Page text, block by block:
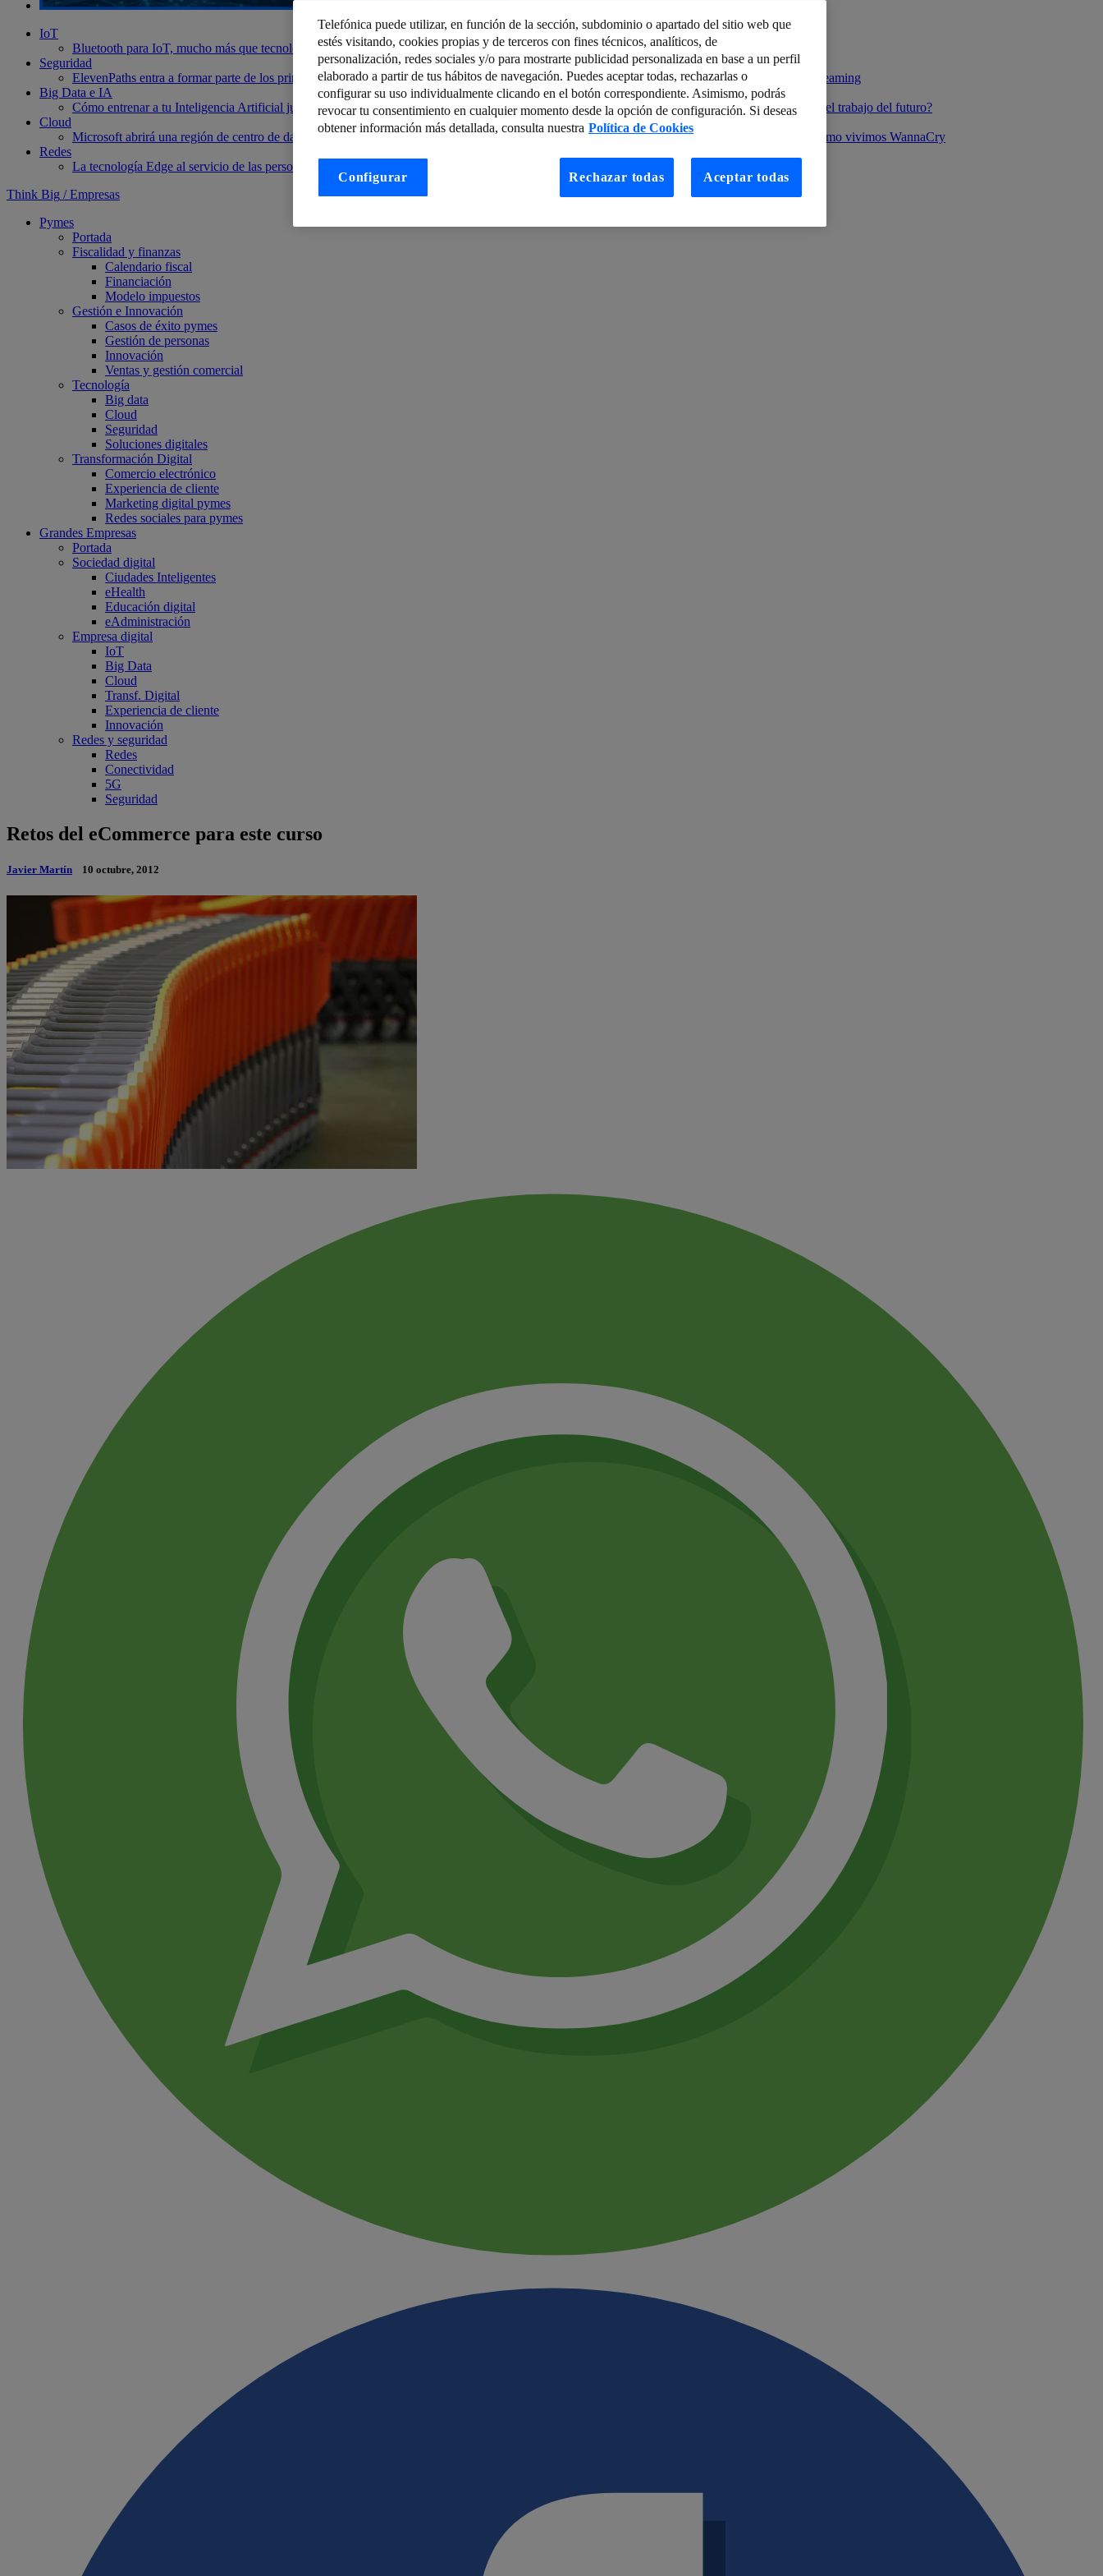
IoT
Bluetooth para IoT, mucho más que tecnología de manos libres Telefónica Activation Programme: Innovando con IoT
Seguridad
ElevenPaths entra a formar parte de los principales miembros de la alianza de NoMoreRansom.org Sigue el lanzamiento de Movistar Home en streaming
Big Data e IA
Cómo entrenar a tu Inteligencia Artificial jugando a videojuegos. Parte 3, resolviendo CartPole con Random Search ¿Y tú? ¿Estás preparado para el trabajo del futuro?
Cloud
Microsoft abrirá una región de centro de datos de Azure en España de la mano de Telefónica Qué hemos presentado en Security Day 2017 (I): Cómo vivimos WannaCry
Redes
La tecnología Edge al servicio de las personas
Think Big / Empresas
Pymes
Portada
Fiscalidad y finanzas
Calendario fiscal
Financiación
Modelo impuestos
Gestión e Innovación
Casos de éxito pymes
Gestión de personas
Innovación
Ventas y gestión comercial
Tecnología
Big data
Cloud
Seguridad
Soluciones digitales
Transformación Digital
Comercio electrónico
Experiencia de cliente
Marketing digital pymes
Redes sociales para pymes
Grandes Empresas
Portada
Sociedad digital
Ciudades Inteligentes
eHealth
Educación digital
eAdministración
Empresa digital
IoT
Big Data
Cloud
Transf. Digital
Experiencia de cliente
Innovación
Redes y seguridad
Redes
Conectividad
5G
Seguridad
Retos del eCommerce para este curso
Javier Martín 10 octubre, 2012
Telefónica puede utilizar, en función de la sección, subdominio o apartado del sitio web que
estés visitando, cookies propias y de terceros con fines técnicos, analíticos, de
personalización, redes sociales y/o para mostrarte publicidad personalizada en base a un perfil
elaborado a partir de tus hábitos de navegación. Puedes aceptar todas, rechazarlas o
configurar su uso individualmente clicando en el botón correspondiente. Asimismo, podrás
revocar tu consentimiento en cualquier momento desde la opción de configuración. Si deseas
obtener información más detallada, consulta nuestra Política de Cookies
Rechazar todas Aceptar todas
Configurar